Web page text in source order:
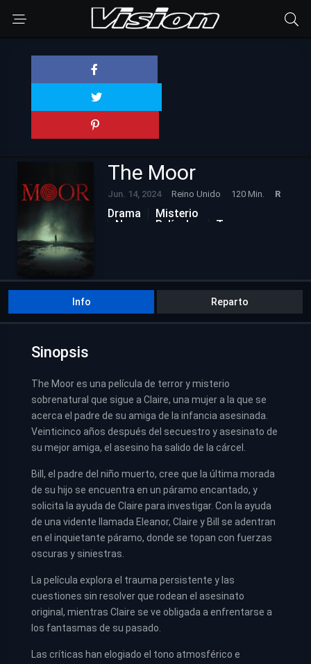
The Moor
Jun. 14, 2024 Reino Unido 120 Min. R
Drama
Misterio
Nuevas Películas
Terror
Info Reparto
Sinopsis
The Moor es una película de terror y misterio
sobrenatural que sigue a Claire, una mujer a la que se
acerca el padre de su amiga de la infancia asesinada.
Veinticinco años después del secuestro y asesinato de
su mejor amiga, el asesino ha salido de la cárcel.
Bill, el padre del niño muerto, cree que la última morada
de su hijo se encuentra en un páramo encantado, y
solicita la ayuda de Claire para investigar. Con la ayuda
de una vidente llamada Eleanor, Claire y Bill se adentran
en el inquietante páramo, donde se topan con fuerzas
oscuras y siniestras.
La película explora el trauma persistente y las
cuestiones sin resolver que rodean el asesinato
original, mientras Claire se ve obligada a enfrentarse a
los fantasmas de su pasado.
Las críticas han elogiado el tono atmosférico e